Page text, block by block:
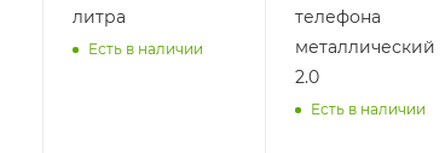
литра
Есть в наличии
телефона
металлический
2.0
Есть в наличии